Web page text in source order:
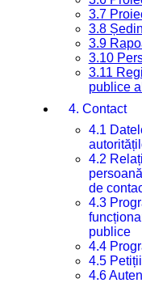
3.7
3.8
3.9
3.10
3.11
publice
4. Contact
4.1
4.2
de
4.3
publice
4.4
4.5 Petiții
4.6